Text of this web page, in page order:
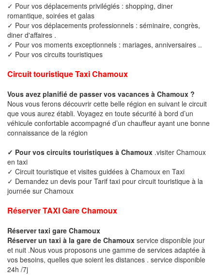
✓ Pour vos déplacements privilégiés : shopping, diner
romantique, soirées et galas
✓ Pour vos déplacements professionnels : séminaire, congrès,
diner d'affaires .
✓ Pour vos moments exceptionnels : mariages, anniversaires ..
✓ Pour vos circuits touristiques
Circuit touristique Taxi Chamoux
Vous avez planifié de passer vos vacances à Chamoux ?
Nous vous ferons découvrir cette belle région en suivant le circuit
que vous aurez établi. Voyagez en toute sécurité à bord d’un
véhicule confortable accompagné d’un chauffeur ayant une bonne
connaissance de la région
✓ Pour vos circuits touristiques à Chamoux .visiter Chamoux
en taxi
✓ Circuit touristique et visites guidées à Chamoux en Taxi
✓ Demandez un devis pour Tarif taxi pour circuit touristique à la
journée sur Chamoux
Réserver TAXI Gare Chamoux
Réserver taxi gare Chamoux
Réserver un taxi à la gare de Chamoux service disponible jour
et nuit .Nous vous proposons une gamme de services adaptée à
vos besoins, quelles que soient les distances . service disponible
24h /7j